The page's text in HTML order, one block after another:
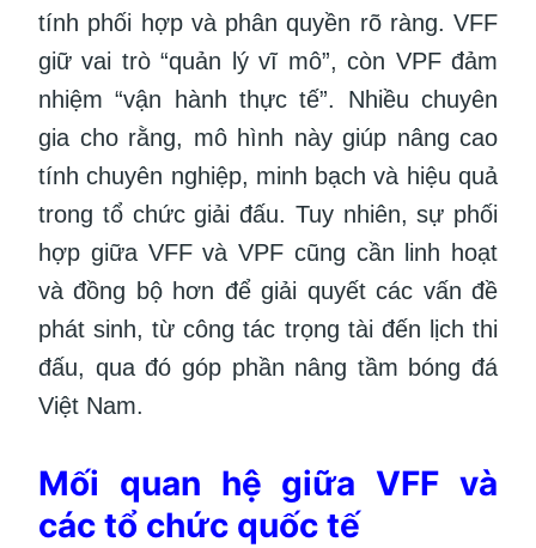
tính phối hợp và phân quyền rõ ràng. VFF
giữ vai trò “quản lý vĩ mô”, còn VPF đảm
nhiệm “vận hành thực tế”. Nhiều chuyên
gia cho rằng, mô hình này giúp nâng cao
tính chuyên nghiệp, minh bạch và hiệu quả
trong tổ chức giải đấu. Tuy nhiên, sự phối
hợp giữa VFF và VPF cũng cần linh hoạt
và đồng bộ hơn để giải quyết các vấn đề
phát sinh, từ công tác trọng tài đến lịch thi
đấu, qua đó góp phần nâng tầm bóng đá
Việt Nam.
Mối quan hệ giữa VFF và
các tổ chức quốc tế